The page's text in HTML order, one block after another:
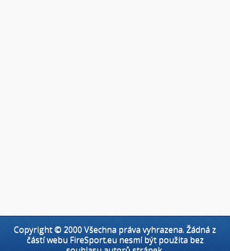
Copyright © 2000 Všechna práva vyhrazena. Žádná z
částí webu FireSport.eu nesmí být použita bez